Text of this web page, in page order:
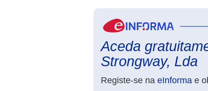
Aceda
Strongway, Lda
Registe-se na eInforma e